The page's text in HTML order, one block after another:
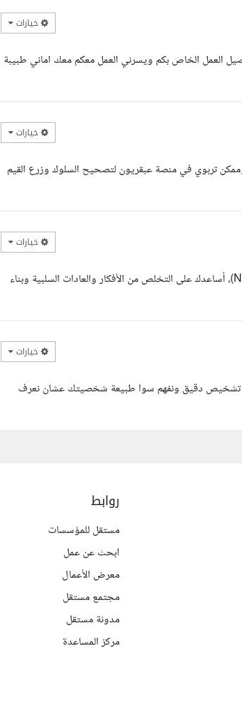
خيارات
العمل الخاص بكم ويسرني العمل معكم معك اماني طبيبة
خيارات
تربوي متخصص في علوم القرآن والسلوك القيمي لأكثر من 20 عاما وممكن تربوي في منصة عبقريون لتصحيح السلوك وزرع القيم
خيارات
أنا لايف كوتش معتمد متخصص في تغيير السلوكيات والبرمجة العصبية اللغوية (NLP)، أساعدك على التخلص من الأفكار والعادات السلبية وبناء
خيارات
تشخيص دقيق ونفهم سوا طبيعة شخصيتك عشان نعرف
روابط
مستقل للمؤسسات
ابحث عن عمل
معرض الأعمال
مجتمع مستقل
مدونة مستقل
مركز المساعدة